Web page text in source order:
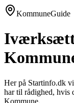
KommuneGuide
Her på Startinfo.dk
har til rådighed, hvis
Kommune.